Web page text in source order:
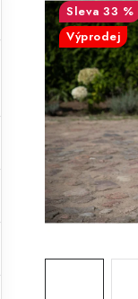
33 %
Výprodej